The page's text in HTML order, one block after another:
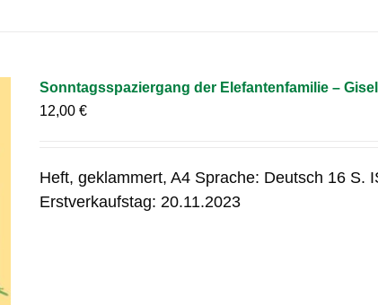
Sonntagsspaziergang der Elefantenfamilie –
12,00€
Heft, geklammert, A4 Sprache: Deutsch 16 S.
Erstverkaufstag: 20.11.2023